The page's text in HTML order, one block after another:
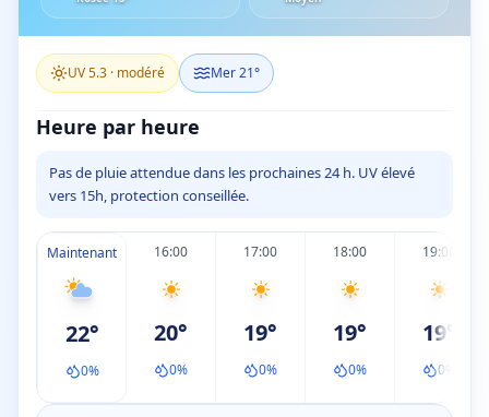
UV5.3 · modéré Mer21°
Heure par heure
Pas de pluie attendue dans les prochaines 24 h. UV élevé
vers 15h, protection conseillée.
Maintenant
22°
0%
16:00
20°
0%
17:00
19°
0%
18:00
19°
0%
19:00
19°
0